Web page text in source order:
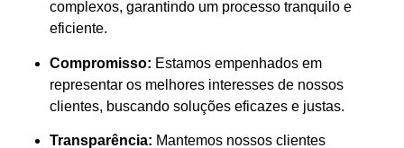
complexos, garantindo um processo tranquilo e
eficiente.
Compromisso: Estamos empenhados em
representar os melhores interesses de nossos
clientes, buscando soluções eficazes e justas.
Transparência: Mantemos nossos clientes